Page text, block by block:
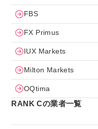
FBS
FX Primus
IUX Markets
Milton Markets
OQtima
RANK Cの業者一覧